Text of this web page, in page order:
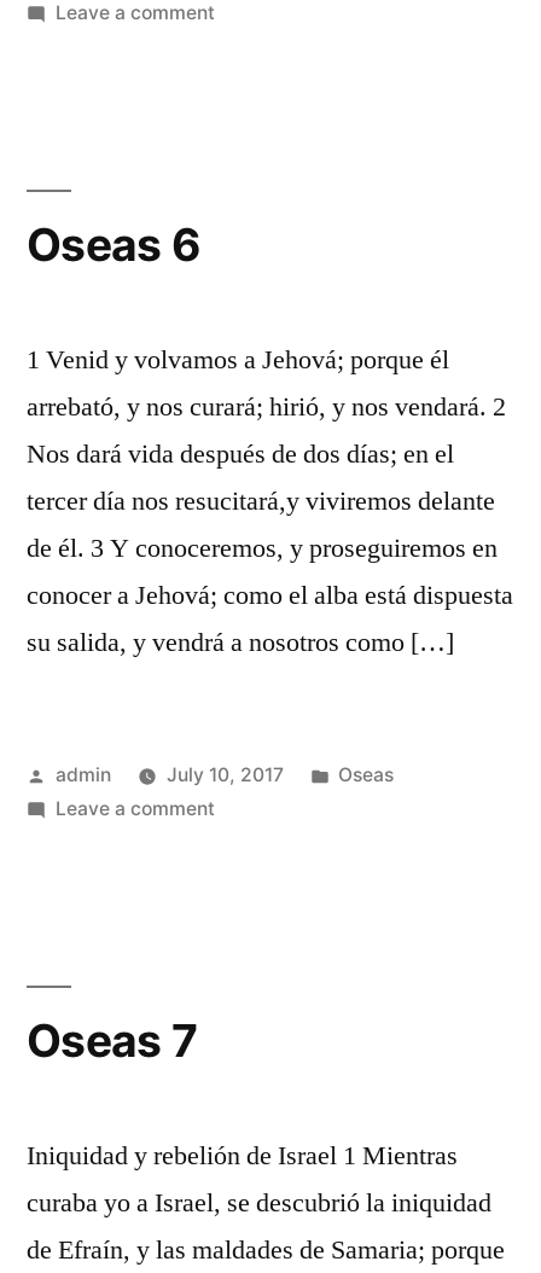
by
Leave a commenton
Oseas 6
1 Venid y volvamos a Jehová; porque él
arrebató, y nos curará; hirió, y nos vendará. 2
Nos dará vida después de dos días; en el
tercer día nos resucitará,y viviremos delante
de él. 3 Y conoceremos, y proseguiremos en
conocer a Jehová; como el alba está dispuesta
su salida, y vendrá a nosotros como […]
Posted
by
admin July 10, 2017
Posted
Oseas
Leave a commenton
Oseas 7
Iniquidad y rebelión de Israel 1 Mientras
curaba yo a Israel, se descubrió la iniquidad
de Efraín, y las maldades de Samaria; porque